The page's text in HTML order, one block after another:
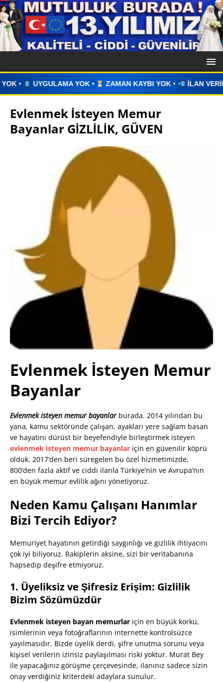
• ZAMAN KAYBI YOK • İLAN VERİN • WHATSAPP
Evlenmek İsteyen Memur
Bayanlar GİZLİLİK, GÜVEN
Evlenmek İsteyen Memur
Bayanlar
Evlenmek isteyen memur bayanlar burada. 2014 yılından bu
yana, kamu sektöründe çalışan, ayakları yere sağlam basan
ve hayatını dürüst bir beyefendiyle birleştirmek isteyen
evlenmek isteyen memur bayanlar için en güvenilir köprü
olduk. 2017’den beri süregelen bu özel hizmetimizde,
800’den fazla aktif ve ciddi ilanla Türkiye’nin ve Avrupa’nın
en büyük memur evlilik ağını yönetiyoruz.
Neden Kamu Çalışanı Hanımlar
Bizi Tercih Ediyor?
Memuriyet hayatının getirdiği saygınlığı ve gizlilik ihtiyacını
çok iyi biliyoruz. Rakiplerin aksine, sizi bir veritabanına
hapsedip deşifre etmiyoruz.
1. Üyeliksiz ve Şifresiz Erişim: Gizlilik
Bizim Sözümüzdür
Evlenmek isteyen bayan memurlar için en büyük korku,
isimlerinin veya fotoğraflarının internette kontrolsüzce
yayılmasıdır. Bizde üyelik derdi, şifre unutma sorunu veya
kişisel verilerin izinsiz paylaşılması riski yoktur. Murat Bey
ile yapacağınız görüşme çerçevesinde, ilanınız sadece sizin
onay verdiğiniz kriterdeki adaylara sunulur.